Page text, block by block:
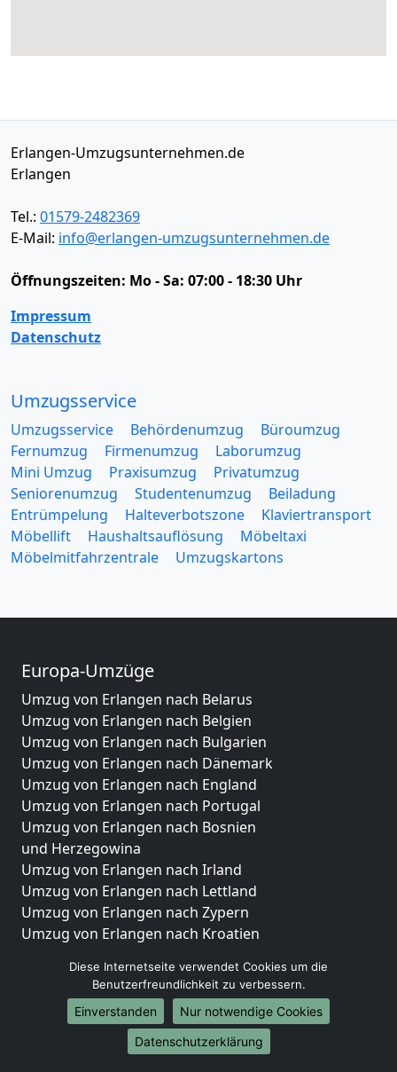
Erlangen-Umzugsunternehmen.de
Erlangen
Tel.: 01579-2482369
E-Mail: info@erlangen-umzugsunternehmen.de
Öffnungszeiten: Mo - Sa: 07:00 - 18:30 Uhr
Impressum
Datenschutz
Umzugsservice
Umzugsservice Behördenumzug
Büroumzug
Fernumzug
Firmenumzug
Laborumzug
Mini Umzug
Praxisumzug
Privatumzug
Seniorenumzug
Studentenumzug
Beiladung
Entrümpelung
Halteverbotszone
Klaviertransport
Möbellift
Haushaltsauflösung
Möbeltaxi
Möbelmitfahrzentrale
Umzugskartons
Europa-Umzüge
Umzug von Erlangen nach Belarus
Umzug von Erlangen nach Belgien
Umzug von Erlangen nach Bulgarien
Umzug von Erlangen nach Dänemark
Umzug von Erlangen nach England
Umzug von Erlangen nach Portugal
Umzug von Erlangen nach Bosnien
und Herzegowina
Umzug von Erlangen nach Irland
Umzug von Erlangen nach Lettland
Umzug von Erlangen nach Zypern
Umzug von Erlangen nach Kroatien
Umzug von Erlangen nach Finnland
Umzug von Erlangen nach Frankreich
Umzug von Erlangen nach Griechenland
Umzug von Erlangen nach Italien
Diese Internetseite verwendet Cookies um die
Benutzerfreundlichkeit zu verbessern.
Einverstanden
Nur notwendige Cookies
Datenschutzerklärung